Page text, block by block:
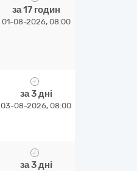
за 17 годин
01-08-2026, 08:00
за 3 дні
03-08-2026, 08:00
за 3 дні